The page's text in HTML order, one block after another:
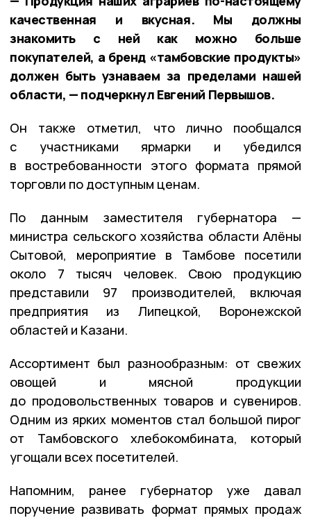
качественная и вкусная. Мы должны
знакомить с ней как можно больше
покупателей, а бренд «тамбовские продукты»
должен быть узнаваем за пределами нашей
области, — подчеркнул Евгений Первышов.
Он также отметил, что лично пообщался
с участниками ярмарки и убедился
в востребованности этого формата прямой
торговли по доступным ценам.
По данным заместителя губернатора —
министра сельского хозяйства области Алёны
Сытовой, мероприятие в Тамбове посетили
около 7 тысяч человек. Свою продукцию
представили 97 производителей, включая
предприятия из Липецкой, Воронежской
областей и Казани.
Ассортимент был разнообразным: от свежих
овощей и мясной продукции
до продовольственных товаров и сувениров.
Одним из ярких моментов стал большой пирог
от Тамбовского хлебокомбината, который
угощали всех посетителей.
Напомним, ранее губернатор уже давал
поручение развивать формат прямых продаж